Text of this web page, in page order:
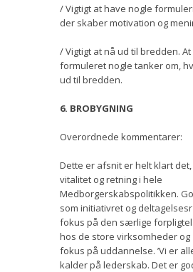
/ Vigtigt at have nogle
der skaber motivation og
/ Vigtigt at nå ud til bredden.
formuleret nogle tanker om,
ud til bredden.
6. BROBYGNING
Overordnede kommentarer:
Dette er afsnit er helt klart
vitalitet og retning i hele
Medborgerskabspolitikken.
som initiativret og
fokus på den særlige
hos de store virksomheder og
fokus på uddannelse. ’Vi er
kalder på lederskab. Det er